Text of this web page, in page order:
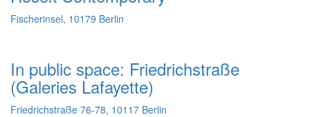
Fischerinsel, 10179 Berlin
In public space: Friedrichstraße
(Galeries Lafayette)
Friedrichstraße 76-78, 10117 Berlin